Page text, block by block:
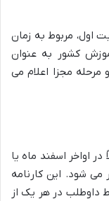
اول، مربوط به زمان
کشور به عنوان
مرحله مجزا اعلام می
اواخر اسفند ماه یا
می شود. این کارنامه
در هر یک از